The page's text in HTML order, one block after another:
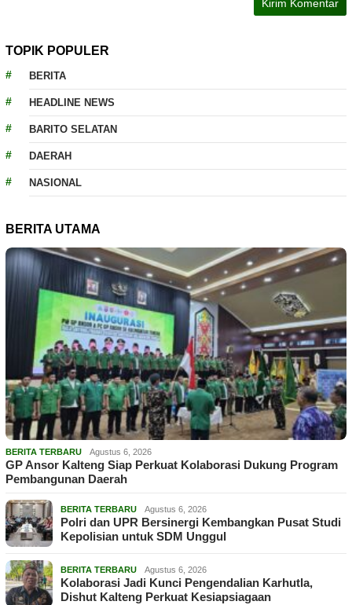
TOPIK POPULER
BERITA
HEADLINE NEWS
BARITO SELATAN
DAERAH
NASIONAL
BERITA UTAMA
BERITA TERBARU Agustus 6, 2026
GP Ansor Kalteng Siap Perkuat Kolaborasi Dukung Program
Pembangunan Daerah
BERITA TERBARU Agustus 6, 2026
Polri dan UPR Bersinergi Kembangkan Pusat Studi
Kepolisian untuk SDM Unggul
BERITA TERBARU Agustus 6, 2026
Kolaborasi Jadi Kunci Pengendalian Karhutla,
Dishut Kalteng Perkuat Kesiapsiagaan